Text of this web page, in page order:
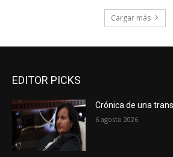
Cargar más
EDITOR PICKS
Crónica de una
6 agosto 2026